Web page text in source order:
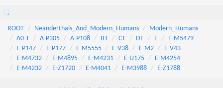
ROOT Neanderthals_And_Modern_Humans
Modern_Humans
A0-T
A-P305 A-P108 BT CT DE E
E-M5479
E-P147
E-P177 E-M5555 E-V38 E-M2
E-V43
E-M4732
E-M4895 E-M4231 E-U175
E-M4254
E-M4232
E-Z1720 E-M4041 E-M3988 E-Z1788